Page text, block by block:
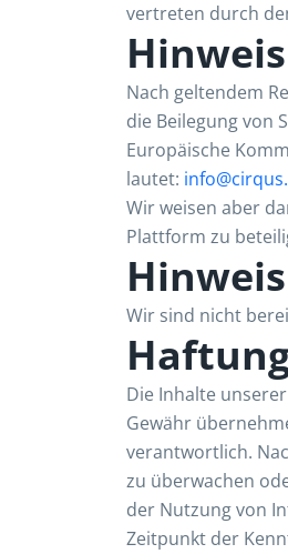
vertreten durch
Nach geltendem
die Beilegung von
Europäische
lautet:
Wir weisen aber
Plattform zu
Wir sind nicht
Die Inhalte
Gewähr
verantwortlich.
zu überwachen
der Nutzung von
Zeitpunkt der